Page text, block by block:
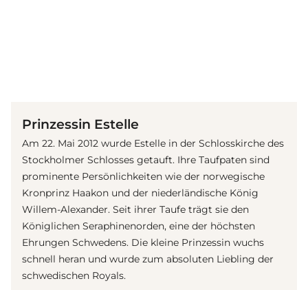
Prinzessin Estelle
Am 22. Mai 2012 wurde Estelle in der Schlosskirche des
Stockholmer Schlosses getauft. Ihre Taufpaten sind
prominente Persönlichkeiten wie der norwegische
Kronprinz Haakon und der niederländische König
Willem-Alexander. Seit ihrer Taufe trägt sie den
Königlichen Seraphinenorden, eine der höchsten
Ehrungen Schwedens. Die kleine Prinzessin wuchs
schnell heran und wurde zum absoluten Liebling der
schwedischen Royals.